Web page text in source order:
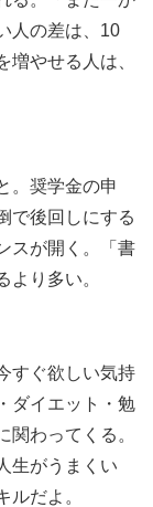
人の差は、10
やせる人は、
。奨学金の申
で後回しにする
スが開く。「書
り多い。
すぐ欲しい気持
ダイエット・勉
わってくる。
生がうまくい
ルだよ。